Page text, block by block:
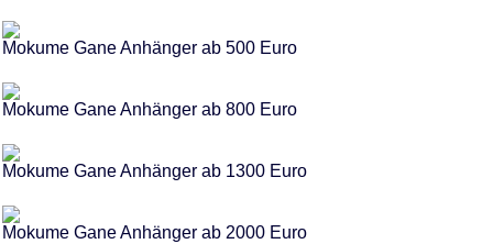
Mokume Gane Anhänger ab 500 Euro
Mokume Gane Anhänger ab 800 Euro
Mokume Gane Anhänger ab 1300 Euro
Mokume Gane Anhänger ab 2000 Euro